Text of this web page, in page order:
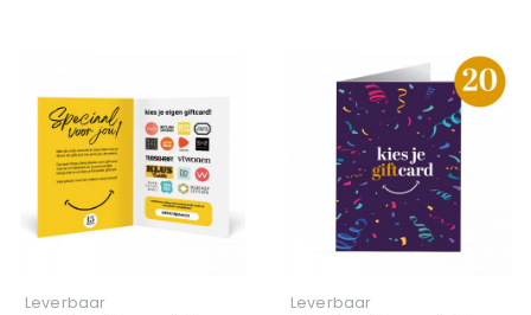
Leverbaar Leverbaar